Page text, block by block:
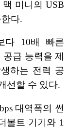
미니의 USB
다.
다 10배 빠른
급 능력을 제
하는 전력 공
선할 수 있다.
대역폭의 썬
볼트 기기와 1